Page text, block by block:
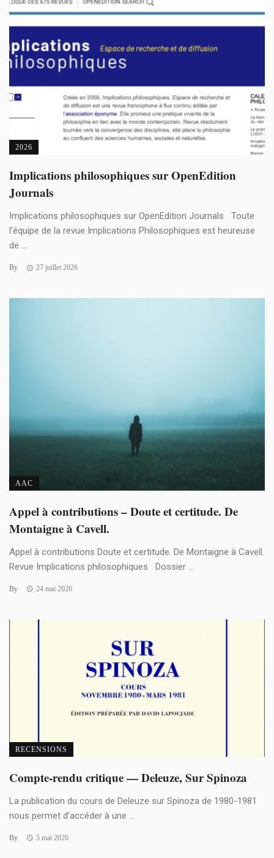
2026
Implications philosophiques sur OpenEdition
Journals
Implications philosophiques sur OpenEdition Journals Toute
l’équipe de la revue Implications Philosophiques est heureuse
de ...
By 27 juillet 2026
AAC
Appel à contributions – Doute et certitude. De
Montaigne à Cavell.
Appel à contributions Doute et certitude. De Montaigne à Cavell.
Revue Implications philosophiques Dossier ...
By 24 mai 2026
RECENSIONS
Compte-rendu critique — Deleuze, Sur Spinoza
La publication du cours de Deleuze sur Spinoza de 1980-1981
nous permet d’accéder à une ...
By 5 mai 2026